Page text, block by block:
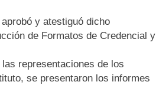
y atestiguó dicho
de Formatos de Credencial y
representaciones de los
se presentaron los informes